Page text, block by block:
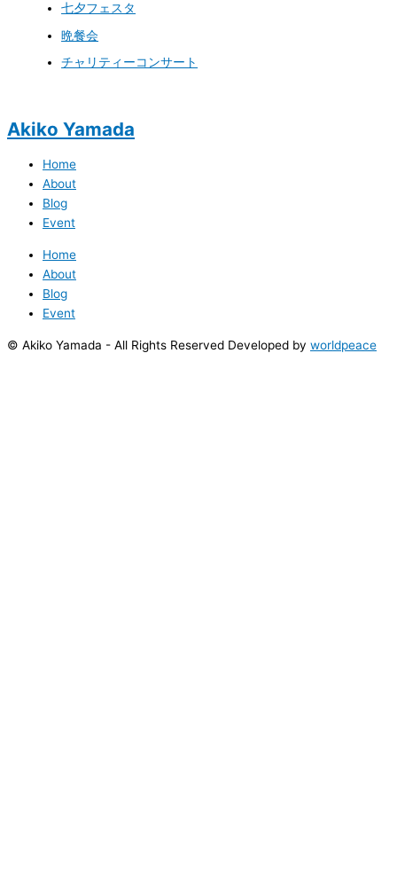
七夕フェスタ
晩餐会
チャリティーコンサート
Akiko Yamada
Home
About
Blog
Event
Home
About
Blog
Event
© Akiko Yamada - All Rights Reserved Developed by worldpeace